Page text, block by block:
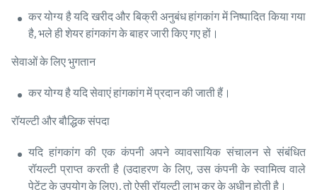
कर योग्य है यदि खरीद और बिक्री अनुबंध हांगकांग में निष्पादित किया गया
है, भले ही शेयर हांगकांग के बाहर जारी किए गए हों।
सेवाओं के लिए भुगतान
कर योग्य है यदि सेवाएं हांगकांग में प्रदान की जाती हैं।
रॉयल्टी और बौद्धिक संपदा
यदि हांगकांग की एक कंपनी अपने व्यावसायिक संचालन से संबंधित
रॉयल्टी प्राप्त करती है (उदाहरण के लिए, उस कंपनी के स्वामित्व वाले
पेटेंट के उपयोग के लिए), तो ऐसी रॉयल्टी लाभ कर के अधीन होती है।